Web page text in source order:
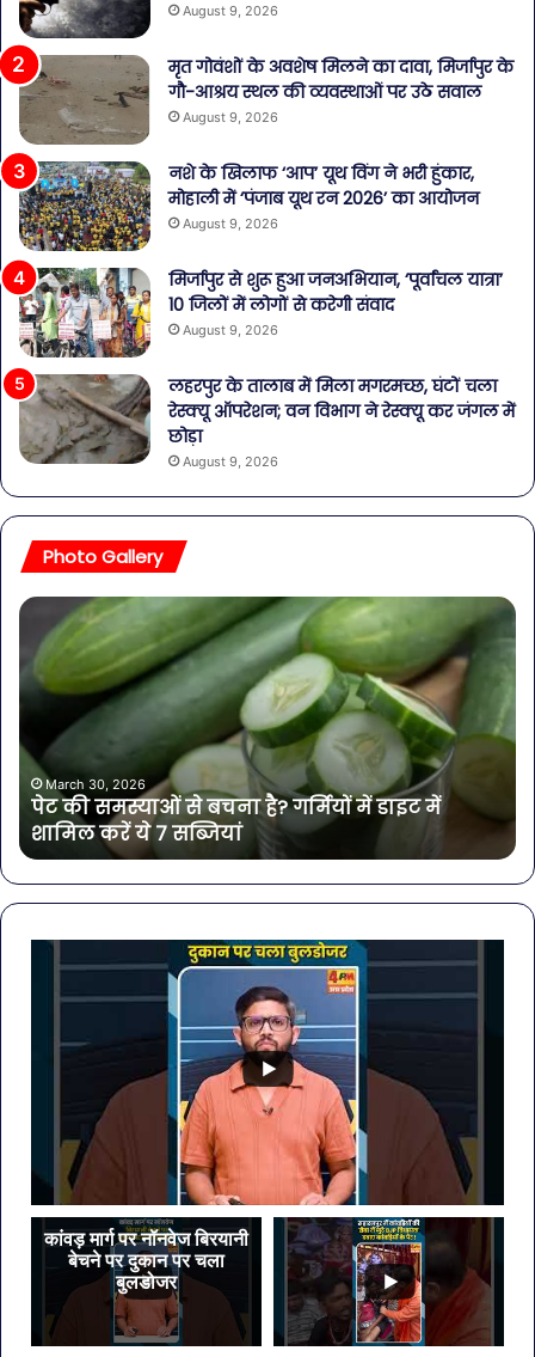
August 9, 2026
मृत गोवंशों के अवशेष मिलने का दावा, मिर्जापुर के
गौ-आश्रय स्थल की व्यवस्थाओं पर उठे सवाल
August 9, 2026
नशे के खिलाफ ‘आप’ यूथ विंग ने भरी हुंकार,
मोहाली में ‘पंजाब यूथ रन 2026’ का आयोजन
August 9, 2026
मिर्जापुर से शुरू हुआ जनअभियान, ‘पूर्वांचल यात्रा’
10 जिलों में लोगों से करेगी संवाद
August 9, 2026
लहरपुर के तालाब में मिला मगरमच्छ, घंटों चला
रेस्क्यू ऑपरेशन; वन विभाग ने रेस्क्यू कर जंगल में
छोड़ा
August 9, 2026
Photo Gallery
पेट
समस्याओं
गर्मियों
डाइट
शामिल
करें
ये
March 30, 2026
पेट की समस्याओं से बचना है? गर्मियों में डाइट में
शामिल करें ये 7 सब्जियां
के
कांवड़ मार्ग पर नॉनवेज बिरयानी
बेचने पर दुकान पर चला
बुलडोजर